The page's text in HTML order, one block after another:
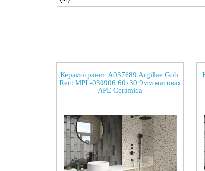
Керамогранит A037689 Argillae Gobi
Rect MPL-030906 60x30 9мм матовая
APE Ceramica